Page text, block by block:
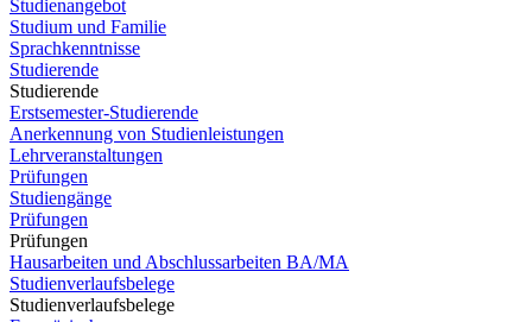
Studienangebot
Studium und Familie
Sprachkenntnisse
Studierende
Studierende
Erstsemester-Studierende
Anerkennung von Studienleistungen
Lehrveranstaltungen
Prüfungen
Studiengänge
Prüfungen
Prüfungen
Hausarbeiten und Abschlussarbeiten BA/MA
Studienverlaufsbelege
Studienverlaufsbelege